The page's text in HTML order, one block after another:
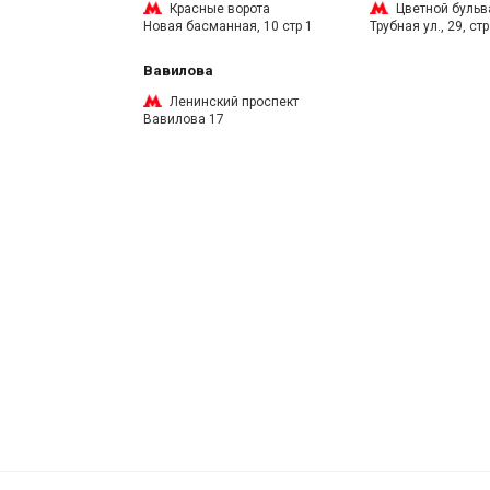
Красные ворота
Новая басманная, 10 стр 1
Цветной
Трубная ул., 29,
Вавилова
Ленинский проспект
Вавилова 17